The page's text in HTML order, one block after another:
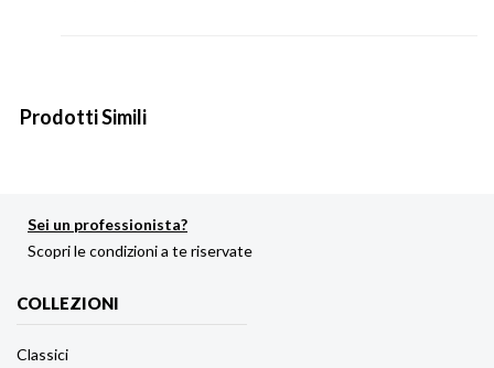
Prodotti Simili
Sei un professionista?
Scopri le condizioni a te riservate
COLLEZIONI
Classici